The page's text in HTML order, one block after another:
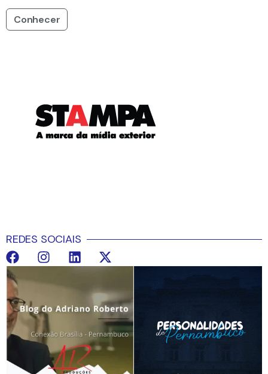
Conhecer
REDES SOCIAIS